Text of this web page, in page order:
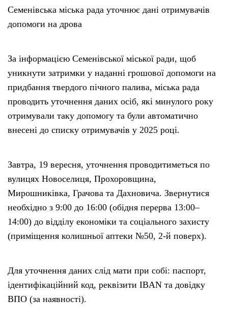
Семенівська міська рада уточнює дані отримувачів
допомоги на дрова
За інформацією Семенівської міської ради, щоб
уникнути затримки у наданні грошової допомоги на
придбання твердого пічного палива, міська рада
проводить уточнення даних осіб, які минулого року
отримували таку допомогу та були автоматично
внесені до списку отримувачів у 2025 році.
Завтра, 19 вересня, уточнення проводитиметься по
вулицях Новоселиця, Прохоровщина,
Мирошниківка, Грачова та Дахновича. Звернутися
необхідно з 9:00 до 16:00 (обідня перерва 13:00–
14:00) до відділу економіки та соціального захисту
(приміщення колишньої аптеки №50, 2-й поверх).
Для уточнення даних слід мати при собі: паспорт,
ідентифікаційний код, реквізити IBAN та довідку
ВПО (за наявності).